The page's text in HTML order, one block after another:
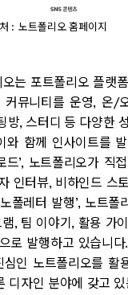
: 노트폴리오 홈페이지
는 포트폴리오 플랫
뮤니티를 운영, 온/
방,스터디 등 다양한
와 함께 인사이트를
드’, 노트폴리오가 직
인터뷰, 비하인드 스
노폴레터 발행’, 노트폴
, 팀 이야기 , 활용 가
로 발행하고 있습니다.
인 노트폴리오를 활
디자인 분야에 갖고